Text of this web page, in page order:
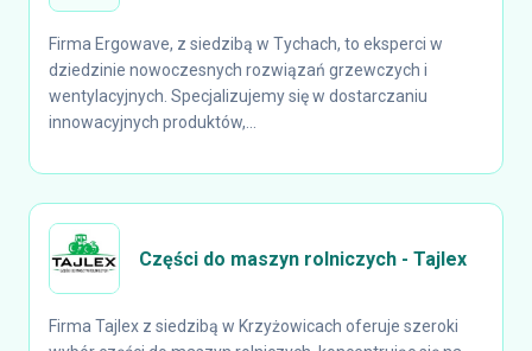
Firma Ergowave, z siedzibą w Tychach, to eksperci w
dziedzinie nowoczesnych rozwiązań grzewczych i
wentylacyjnych. Specjalizujemy się w dostarczaniu
innowacyjnych produktów,...
Części do maszyn rolniczych - Tajlex
Firma Tajlex z siedzibą w Krzyżowicach oferuje szeroki